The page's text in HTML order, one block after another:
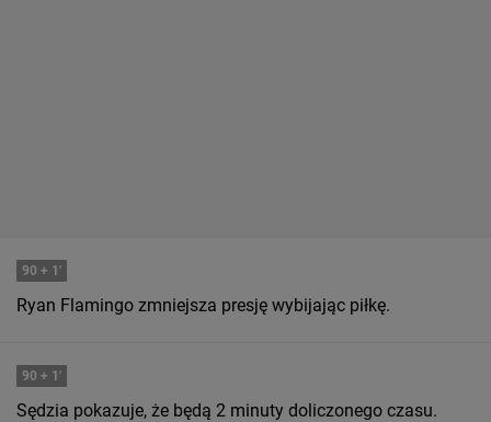
90 + 1'
Ryan Flamingo zmniejsza presję wybijając piłkę.
90 + 1'
Sędzia pokazuje, że będą 2 minuty doliczonego czasu.